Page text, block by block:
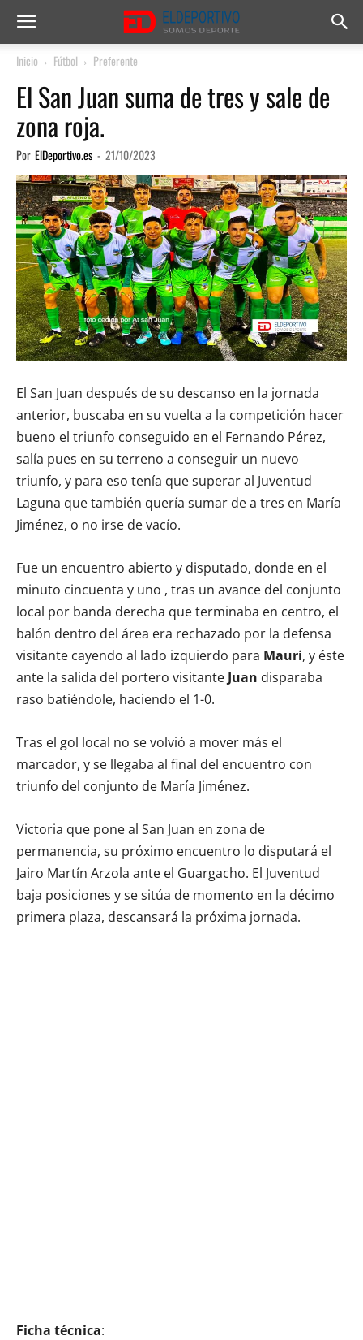
Inicio Fútbol Preferente
El San Juan suma de tres y sale de
zona roja.
Por ElDeportivo.es - 21/10/2023
El San Juan después de su descanso en la jornada
anterior, buscaba en su vuelta a la competición hacer
bueno el triunfo conseguido en el Fernando Pérez,
salía pues en su terreno a conseguir un nuevo
triunfo, y para eso tenía que superar al Juventud
Laguna que también quería sumar de a tres en María
Jiménez, o no irse de vacío.
Fue un encuentro abierto y disputado, donde en el
minuto cincuenta y uno , tras un avance del conjunto
local por banda derecha que terminaba en centro, el
balón dentro del área era rechazado por la defensa
visitante cayendo al lado izquierdo para Mauri, y éste
ante la salida del portero visitante Juan disparaba
raso batiéndole, haciendo el 1-0.
Tras el gol local no se volvió a mover más el
marcador, y se llegaba al final del encuentro con
triunfo del conjunto de María Jiménez.
Victoria que pone al San Juan en zona de
permanencia, su próximo encuentro lo disputará el
Jairo Martín Arzola ante el Guargacho. El Juventud
baja posiciones y se sitúa de momento en la décimo
primera plaza, descansará la próxima jornada.
Ficha técnica: